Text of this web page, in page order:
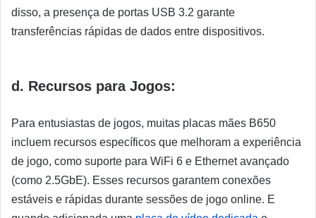
disso, a presença de portas USB 3.2 garante
transferências rápidas de dados entre dispositivos.
d. Recursos para Jogos:
Para entusiastas de jogos, muitas placas mães B650
incluem recursos específicos que melhoram a experiência
de jogo, como suporte para WiFi 6 e Ethernet avançado
(como 2.5GbE). Esses recursos garantem conexões
estáveis e rápidas durante sessões de jogo online. E